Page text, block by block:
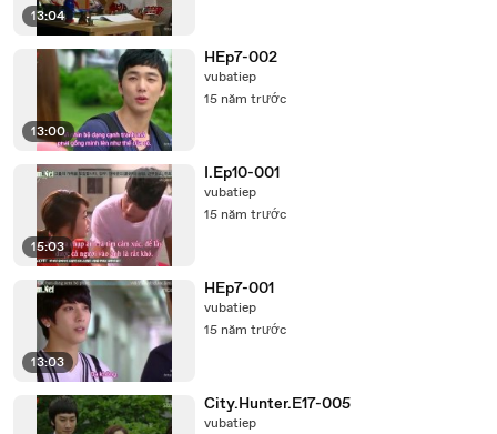
13:04
13:00
HEp7-002
vubatiep
15 năm trước
15:03
I.Ep10-001
vubatiep
15 năm trước
13:03
HEp7-001
vubatiep
15 năm trước
City.Hunter.E17-005
vubatiep